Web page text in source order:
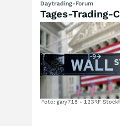
Daytrading-Forum
Tages-Trading-
Foto: gary718 - 123RF